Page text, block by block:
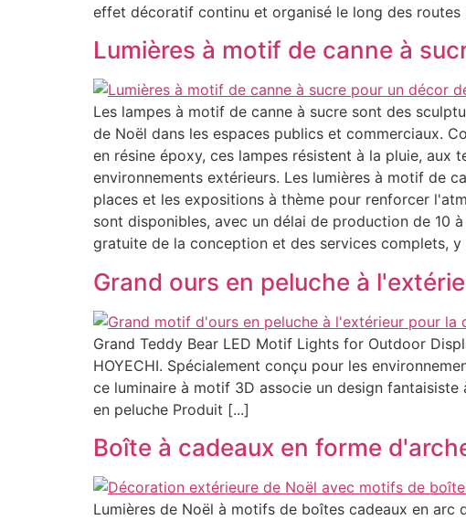
effet décoratif continu et organisé le long des
Lumières à motif de canne à
Les lampes à motif de canne à sucre sont des
de Noël dans les espaces publics et commerciaux.
en résine époxy, ces lampes résistent à la pluie,
environnements extérieurs. Les lumières à motif de
places et les expositions à thème pour renforcer
sont disponibles, avec un délai de production de 10
gratuite de la conception et des services complets,
Grand ours en peluche à
Grand Teddy Bear LED Motif Lights for Outdoor
HOYECHI. Spécialement conçu pour les
ce luminaire à motif 3D associe un design
en peluche Produit [...]
Boîte à cadeaux en forme
Lumières de Noël à motifs de boîtes cadeaux en